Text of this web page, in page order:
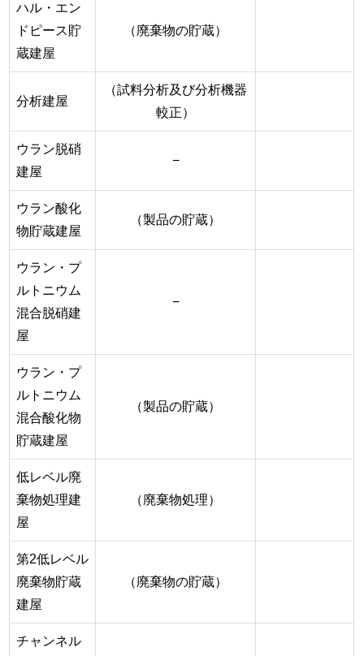
ハル・エン
ドピース貯
蔵建屋
（廃棄物の貯蔵）
分析建屋
（試料分析及び分析機器
較正）
ウラン脱硝
建屋
−
ウラン酸化
物貯蔵建屋
（製品の貯蔵）
ウラン・プ
ルトニウム
混合脱硝建
屋
−
ウラン・プ
ルトニウム
混合酸化物
貯蔵建屋
（製品の貯蔵）
低レベル廃
棄物処理建
屋
（廃棄物処理）
第2低レベル
廃棄物貯蔵
建屋
（廃棄物の貯蔵）
チャンネル